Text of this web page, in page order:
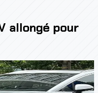
allongé pour